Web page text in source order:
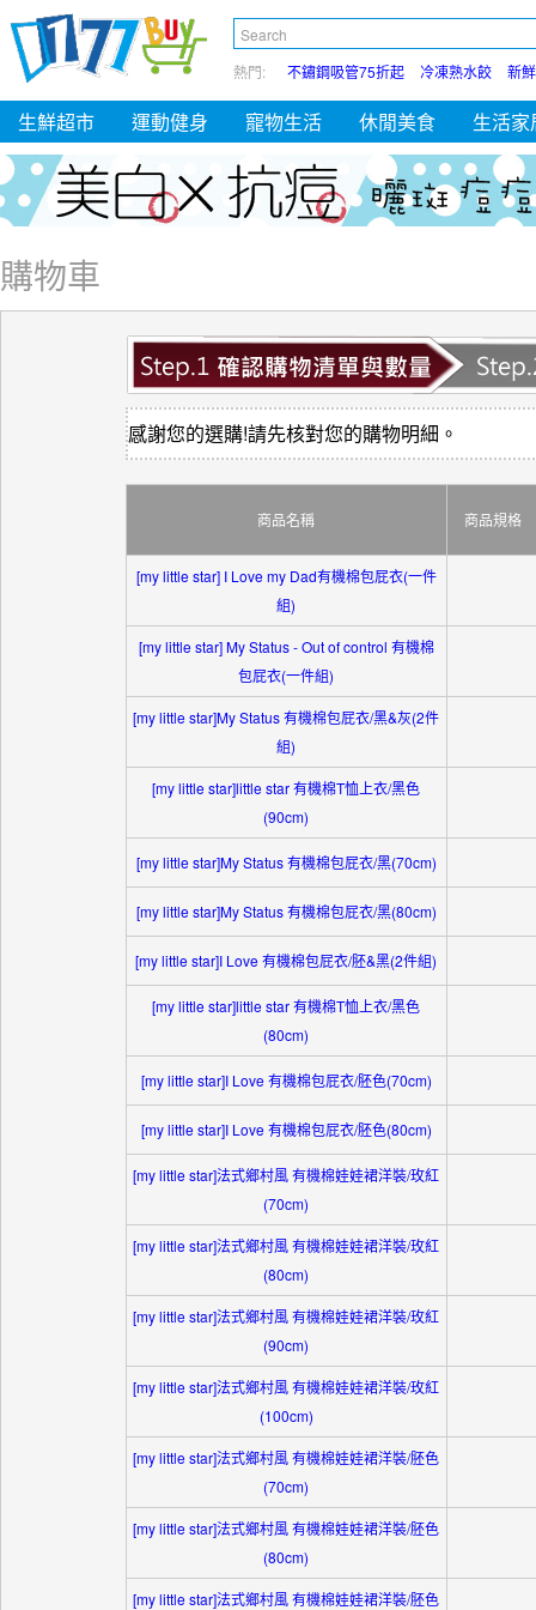
熱門: 不鏽鋼吸管75折起 冷凍熟水餃 新
生鮮超市 運動健身 寵物生活 休閒美食 生活家
購物車
感謝您的選購!請先核對您的購物明細。
商品名稱 商品規格
[my little star] I Love my Dad有機棉包屁衣(一件
組)
[my little star] My Status - Out of control 有機棉
包屁衣(一件組)
[my little star]My Status 有機棉包屁衣/黑&灰(2件
組)
[my little star]little star 有機棉T恤上衣/黑色
(90cm)
[my little star]My Status 有機棉包屁衣/黑(70cm)
[my little star]My Status 有機棉包屁衣/黑(80cm)
[my little star]I Love 有機棉包屁衣/胚&黑(2件組)
[my little star]little star 有機棉T恤上衣/黑色
(80cm)
[my little star]I Love 有機棉包屁衣/胚色(70cm)
[my little star]I Love 有機棉包屁衣/胚色(80cm)
[my little star]法式鄉村風 有機棉娃娃裙洋裝/玫紅
(70cm)
[my little star]法式鄉村風 有機棉娃娃裙洋裝/玫紅
(80cm)
[my little star]法式鄉村風 有機棉娃娃裙洋裝/玫紅
(90cm)
[my little star]法式鄉村風 有機棉娃娃裙洋裝/玫紅
(100cm)
[my little star]法式鄉村風 有機棉娃娃裙洋裝/胚色
(70cm)
[my little star]法式鄉村風 有機棉娃娃裙洋裝/胚色
(80cm)
[my little star]法式鄉村風 有機棉娃娃裙洋裝/胚色